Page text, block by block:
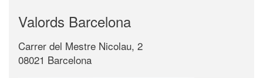
Valords Barcelona
Carrer del Mestre Nicolau, 2
08021 Barcelona